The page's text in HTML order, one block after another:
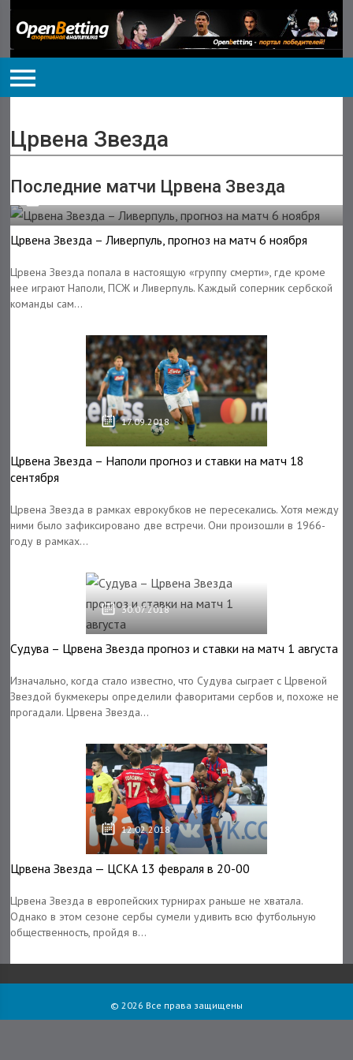
Црвена Звезда
Последние матчи Црвена Звезда
Црвена Звезда – Ливерпуль, прогноз на матч 6 ноября
Црвена Звезда попала в настоящую «группу смерти», где кроме
нее играют Наполи, ПСЖ и Ливерпуль. Каждый соперник сербской
команды сам...
17.09.2018
Црвена Звезда – Наполи прогноз и ставки на матч 18
сентября
Црвена Звезда в рамках еврокубков не пересекались. Хотя между
ними было зафиксировано две встречи. Они произошли в 1966-
году в рамках...
30.07.2018
Судува – Црвена Звезда прогноз и ставки на матч 1 августа
Изначально, когда стало известно, что Судува сыграет с Црвеной
Звездой букмекеры определили фаворитами сербов и, похоже не
прогадали. Црвена Звезда...
12.02.2018
Црвена Звезда — ЦСКА 13 февраля в 20-00
Црвена Звезда в европейских турнирах раньше не хватала.
Однако в этом сезоне сербы сумели удивить всю футбольную
общественность, пройдя в...
© 2026 Все права защищены